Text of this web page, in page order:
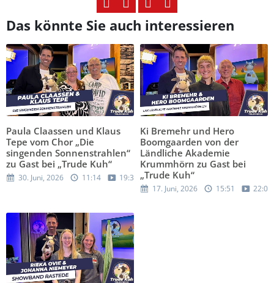
Das könnte Sie auch interessieren
Paula Claassen und Klaus
Tepe vom Chor „Die
singenden Sonnenstrahlen“
zu Gast bei „Trude Kuh“
30. Juni, 2026 11:14 19:32
Ki Bremehr und Hero
Boomgaarden von der
Ländliche Akademie
Krummhörn zu Gast bei
„Trude Kuh“
17. Juni, 2026 15:51 22:06